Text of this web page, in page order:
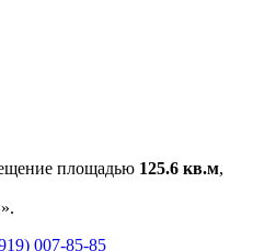
площадью 125.6 кв.м,
007-85-85